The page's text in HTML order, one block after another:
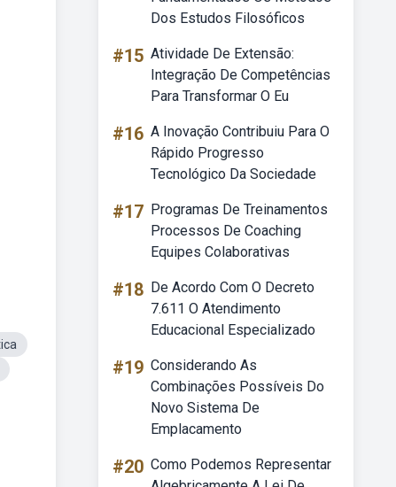
Dos Estudos Filosóficos
#15 Atividade De Extensão:
Integração De Competências
Para Transformar O Eu
#16 A Inovação Contribuiu Para O
Rápido Progresso
Tecnológico Da Sociedade
#17 Programas De Treinamentos
Processos De Coaching
Equipes Colaborativas
#18 De Acordo Com O Decreto
7.611 O Atendimento
Educacional Especializado
#19 Considerando As
Combinações Possíveis Do
Novo Sistema De
Emplacamento
#20 Como Podemos Representar